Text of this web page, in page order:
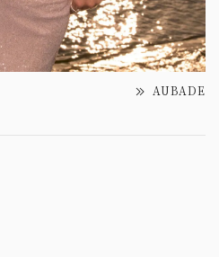
AUBADE